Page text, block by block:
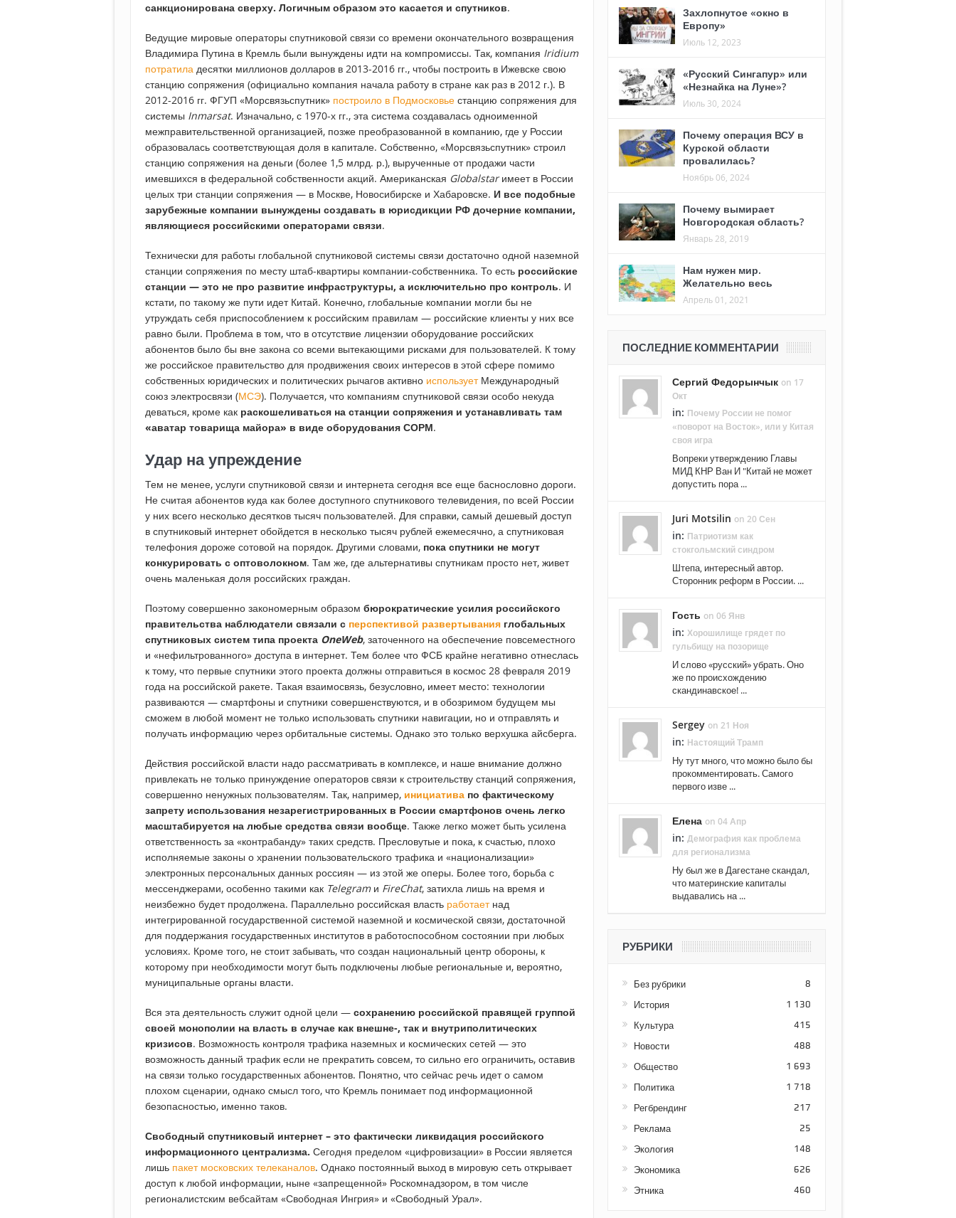
санкционирована сверху. Логичным образом это касается и спутников.
Ведущие мировые операторы спутниковой связи со времени окончательного возвращения
Владимира Путина в Кремль были вынуждены идти на компромиссы. Так, компания Iridium
потратила десятки миллионов долларов в 2013-2016 гг., чтобы построить в Ижевске свою
станцию сопряжения (официально компания начала работу в стране как раз в 2012 г.). В
2012-2016 гг. ФГУП «Морсвязьспутник» построило в Подмосковье станцию сопряжения для
системы Inmarsat. Изначально, с 1970-х гг., эта система создавалась одноименной
межправительственной организацией, позже преобразованной в компанию, где у России
образовалась соответствующая доля в капитале. Собственно, «Морсвязьспутник» строил
станцию сопряжения на деньги (более 1,5 млрд. р.), вырученные от продажи части
имевшихся в федеральной собственности акций. Американская Globalstarимеет в России
целых три станции сопряжения — в Москве, Новосибирске и Хабаровске. И все подобные
зарубежные компании вынуждены создавать в юрисдикции РФ дочерние компании,
являющиеся российскими операторами связи.
Технически для работы глобальной спутниковой системы связи достаточно одной наземной
станции сопряжения по месту штаб-квартиры компании-собственника. То есть российские
станции — это не про развитие инфраструктуры, а исключительно про контроль. И
кстати, по такому же пути идет Китай. Конечно, глобальные компании могли бы не
утруждать себя приспособлением к российским правилам — российские клиенты у них все
равно были. Проблема в том, что в отсутствие лицензии оборудование российских
абонентов было бы вне закона со всеми вытекающими рисками для пользователей. К тому
же российское правительство для продвижения своих интересов в этой сфере помимо
собственных юридических и политических рычагов активно используетМеждународный
союз электросвязи (МСЭ). Получается, что компаниям спутниковой связи особо некуда
деваться, кроме как раскошеливаться на станции сопряжения и устанавливать там
«аватар товарища майора» в виде оборудования СОРМ.
Удар на упреждение
Тем не менее, услуги спутниковой связи и интернета сегодня все еще баснословно дороги.
Не считая абонентов куда как более доступного спутникового телевидения, по всей России
у них всего несколько десятков тысяч пользователей. Для справки, самый дешевый доступ
в спутниковый интернет обойдется в несколько тысяч рублей ежемесячно, а спутниковая
телефония дороже сотовой на порядок. Другими словами, пока спутники не могут
конкурировать с оптоволокном. Там же, где альтернативы спутникам просто нет, живет
очень маленькая доля российских граждан.
Поэтому совершенно закономерным образом бюрократические усилия российского
правительства наблюдатели связали с перспективой развертывания глобальных
спутниковых систем типа проекта OneWeb, заточенного на обеспечение повсеместного
и «нефильтрованного» доступа в интернет. Тем более что ФСБ крайне негативно отнеслась
к тому, что первые спутники этого проекта должны отправиться в космос 28 февраля 2019
года на российской ракете. Такая взаимосвязь, безусловно, имеет место: технологии
развиваются — смартфоны и спутники совершенствуются, и в обозримом будущем мы
сможем в любой момент не только использовать спутники навигации, но и отправлять и
получать информацию через орбитальные системы. Однако это только верхушка айсберга.
Действия российской власти надо рассматривать в комплексе, и наше внимание должно
привлекать не только принуждение операторов связи к строительству станций сопряжения,
совершенно ненужных пользователям. Так, например, инициатива по фактическому
запрету использования незарегистрированных в России смартфонов очень легко
масштабируется на любые средства связи вообще. Также легко может быть усилена
ответственность за «контрабанду» таких средств. Пресловутые и пока, к счастью, плохо
исполняемые законы о хранении пользовательского трафика и «национализации»
электронных персональных данных россиян — из этой же оперы. Более того, борьба с
мессенджерами, особенно такими как Telegramи FireChat, затихла лишь на время и
неизбежно будет продолжена. Параллельно российская власть работаетнад
интегрированной государственной системой наземной и космической связи, достаточной
для поддержания государственных институтов в работоспособном состоянии при любых
условиях. Кроме того, не стоит забывать, что создан национальный центр обороны, к
которому при необходимости могут быть подключены любые региональные и, вероятно,
муниципальные органы власти.
Вся эта деятельность служит одной цели — сохранению российской правящей группой
своей монополии на власть в случае как внешне-, так и внутриполитических
кризисов. Возможность контроля трафика наземных и космических сетей — это
возможность данный трафик если не прекратить совсем, то сильно его ограничить, оставив
на связи только государственных абонентов. Понятно, что сейчас речь идет о самом
плохом сценарии, однако смысл того, что Кремль понимает под информационной
безопасностью, именно таков.
Свободный спутниковый интернет – это фактически ликвидация российского
информационного централизма. Сегодня пределом «цифровизации» в России является
лишь пакет московских телеканалов. Однако постоянный выход в мировую сеть открывает
доступ к любой информации, ныне «запрещенной» Роскомнадзором, в том числе
регионалистским вебсайтам «Свободная Ингрия» и «Свободный Урал».
Захлопнутое «окно в
Европу»
Июль 12, 2023
«Русский Сингапур» или
«Незнайка на Луне»?
Июль 30, 2024
Почему операция ВСУ в
Курской области
провалилась?
Ноябрь 06, 2024
Почему вымирает
Новгородская область?
Январь 28, 2019
Нам нужен мир.
Желательно весь
Апрель 01, 2021
ПОСЛЕДНИЕ КОММЕНТАРИИ
Сергий Федорынчык on 17
Окт
in: Почему России не помог
«поворот на Восток», или у Китая
своя игра
Вопреки утверждению Главы
МИД КНР Ван И "Китай не может
допустить пора ...
Juri Motsilin on 20 Сен
in: Патриотизм как
стокгольмский синдром
Штепа, интересный автор.
Сторонник реформ в России. ...
Гость on 06 Янв
in: Хорошилище грядет по
гульбищу на позорище
И слово «русский» убрать. Оно
же по происхождению
скандинавское! ...
Sergey on 21 Ноя
in: Настоящий Трамп
Ну тут много, что можно было бы
прокомментировать. Самого
первого изве ...
Елена on 04 Апр
in: Демография как проблема
для регионализма
Ну был же в Дагестане скандал,
что материнские капиталы
выдавались на ...
РУБРИКИ
Без рубрики 8
История 1 130
Культура 415
Новости 488
Общество 1 693
Политика 1 718
Регбрендинг 217
Реклама 25
Экология 148
Экономика 626
Этника 460